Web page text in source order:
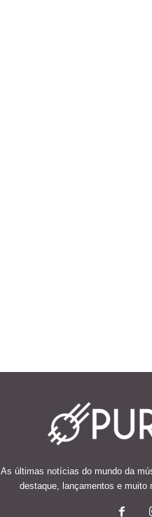
As últimas notícias do mundo da
destaque, lançamentos e